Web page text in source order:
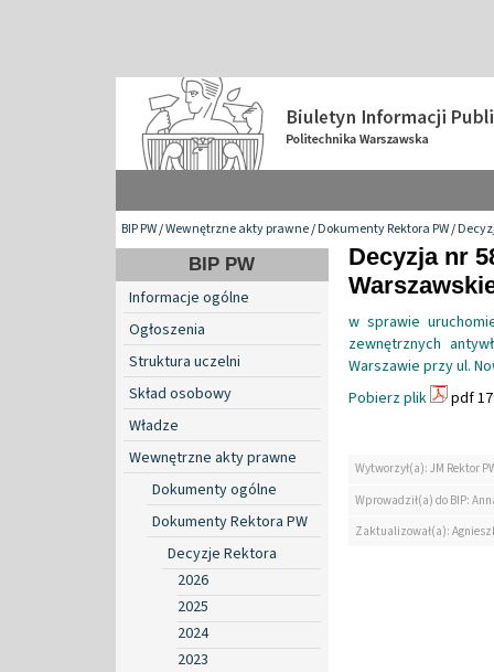
BIP PW/Wewnętrzne akty prawne/Dokumenty Rektora PW/
BIP PW
Informacje ogólne
Ogłoszenia
Struktura uczelni
Skład osobowy
Władze
Wewnętrzne akty prawne
Dokumenty ogólne
Dokumenty Rektora PW
Decyzje Rektora
2026
2025
2024
2023
Decyzja nr
w sprawie
zewnętrznych
Warszawie przy ul.
Pobierz plik
pdf
Wytworzył(a): JM Rektor
Wprowadził(a) do BIP:
Zaktualizował(a):